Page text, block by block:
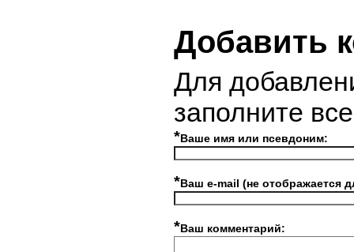
Добавить
Для
заполните
*Ваше имя или псевдоним:
*Ваш e-mail (не отображается
*Ваш комментарий: